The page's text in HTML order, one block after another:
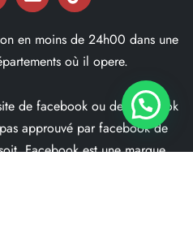
en moins de 24h00 dans une
où il opere.
de facebook ou de facebook
approuvé par facebook de
Facebook est une marque